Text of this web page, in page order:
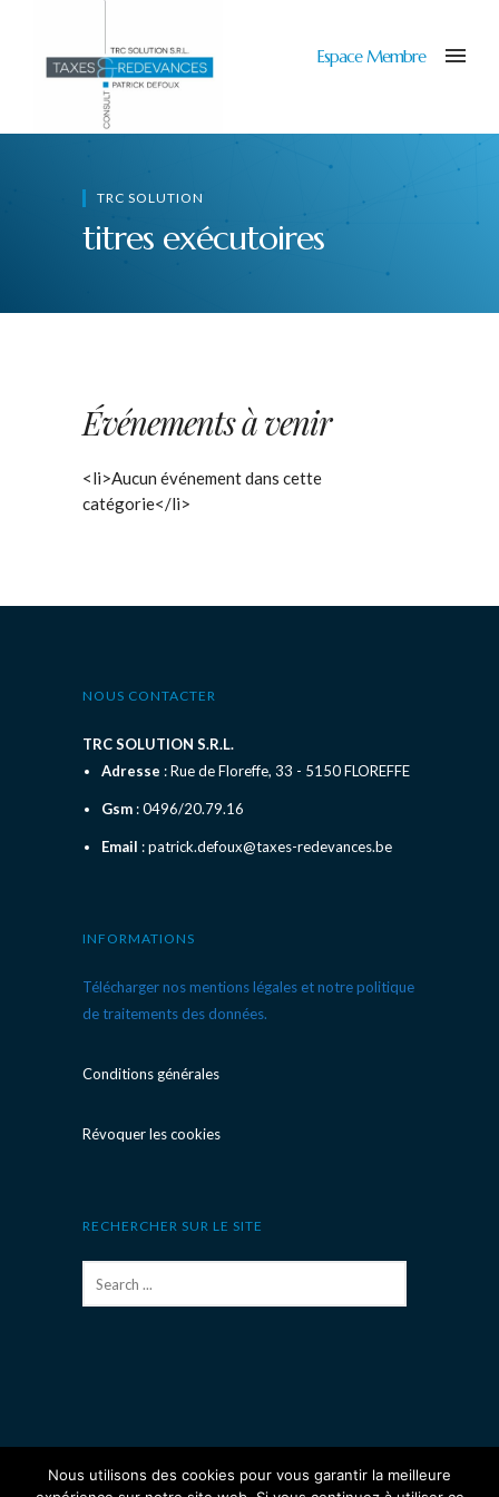
Espace Membre
TRC SOLUTION
titres exécutoires
Événements à venir
<li>Aucun événement dans cette
catégorie</li>
NOUS CONTACTER
TRC SOLUTION S.R.L.
Adresse : Rue de Floreffe, 33 - 5150 FLOREFFE
Gsm: 0496/20.79.16
Email : patrick.defoux@taxes-redevances.be
INFORMATIONS
Télécharger nos mentions légales et notre politique
de traitements des données.
Conditions générales
Révoquer les cookies
RECHERCHER SUR LE SITE
Nous utilisons des cookies pour vous garantir la meilleure